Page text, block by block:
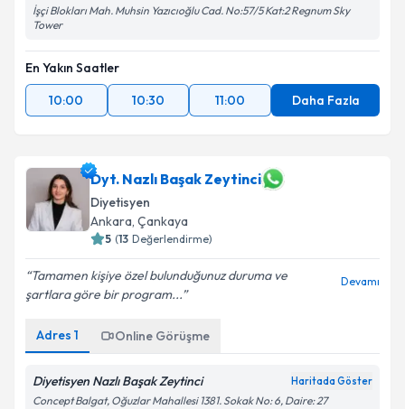
İşçi Blokları Mah. Muhsin Yazıcıoğlu Cad. No:57/5 Kat:2 Regnum Sky
Tower
En Yakın Saatler
10:00
10:30 11:00 Daha Fazla
Dyt. Nazlı Başak Zeytinci
Diyetisyen
Ankara, Çankaya
5 (13 Değerlendirme)
Tamamen kişiye özel bulunduğunuz duruma ve
şartlara göre bir program...
Devamı
Adres 1 Online Görüşme
Diyetisyen Nazlı Başak Zeytinci Haritada Göster
Concept Balgat, Oğuzlar Mahallesi 1381. Sokak No: 6, Daire: 27